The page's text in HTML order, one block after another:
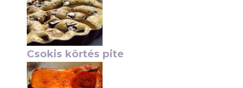
Csokis körtés pite